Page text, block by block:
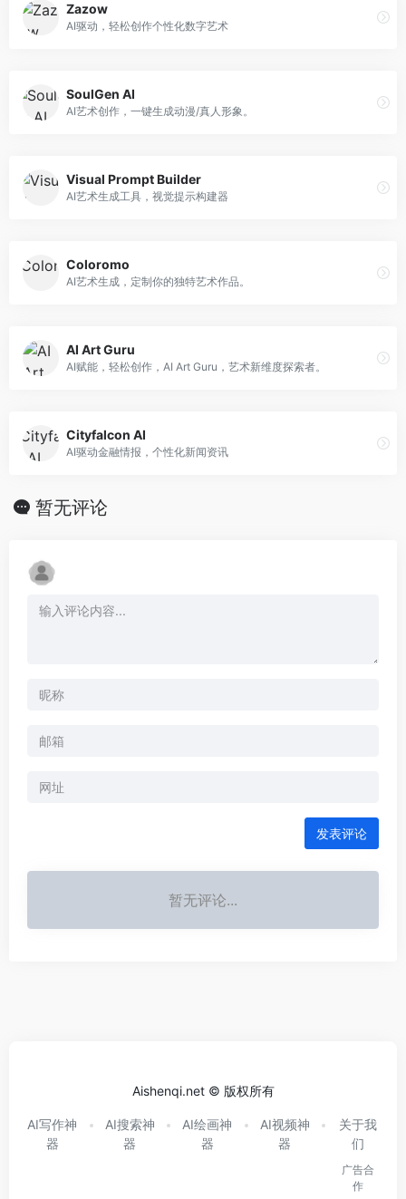
Zazow
AI驱动，轻松创作个性化数字艺术
SoulGen AI
AI艺术创作，一键生成动漫/真人形象。
Visual Prompt Builder
AI艺术生成工具，视觉提示构建器
Coloromo
AI艺术生成，定制你的独特艺术作品。
AI Art Guru
AI赋能，轻松创作，AI Art Guru，艺术新维度探索者。
Cityfalcon AI
AI驱动金融情报，个性化新闻资讯
暂无评论
发表评论
暂无评论...
Aishenqi.net © 版权所有
AI写作神
器
AI搜索神
器
AI绘画神
器
AI视频神
器
关于我
们
广告合
作